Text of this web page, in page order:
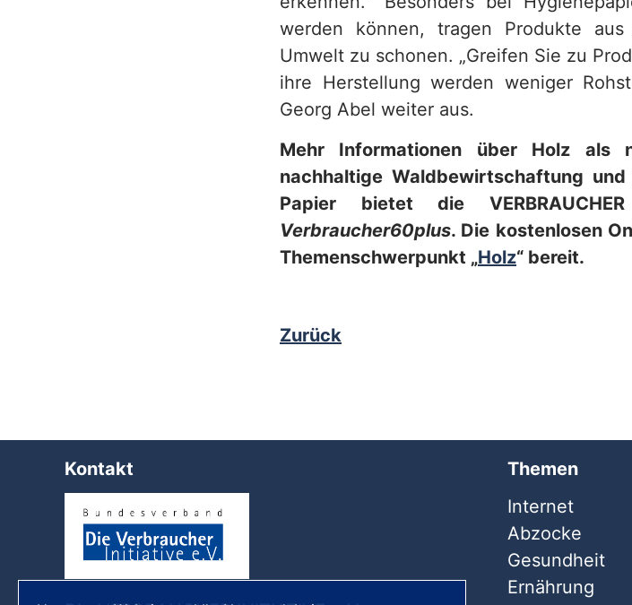
werden können, tragen Produkte
Umwelt zu schonen. „Greifen Sie zu
ihre Herstellung werden weniger
Georg Abel weiter aus.
Mehr Informationen über Holz als
nachhaltige Waldbewirtschaftung
Papier bietet die
Verbraucher60plus. Die kostenlosen
Themenschwerpunkt „Holz“ bereit.
Zurück
Kontakt
Themen
Internet
Abzocke
Gesundheit
Ernährung